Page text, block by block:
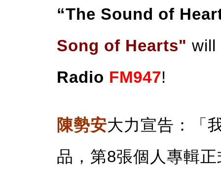
“The Sound of
Song of Hearts" will
Radio FM947!
陳勢安大力宣告：「
品，第8張個人專輯